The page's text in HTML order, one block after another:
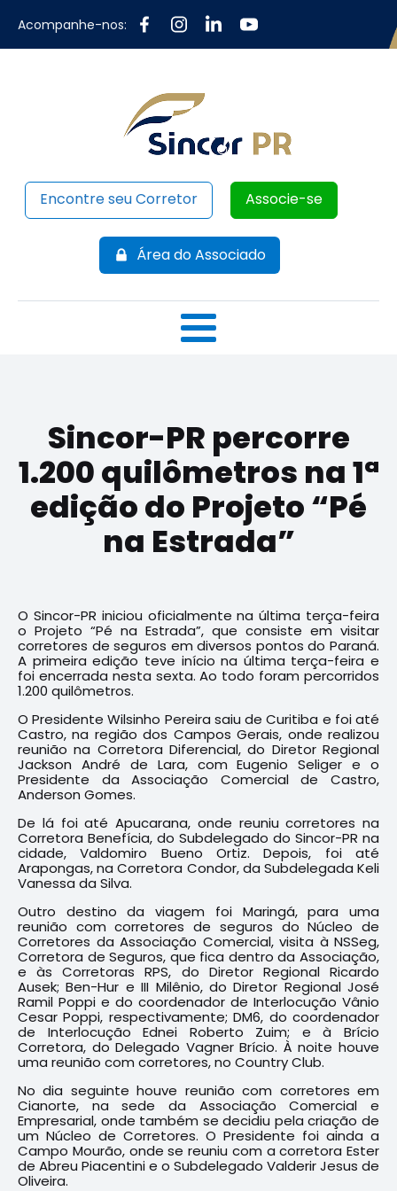
Acompanhe-nos:
Encontre seu Corretor Associe-se
Área do Associado
Sincor-PR percorre
1.200 quilômetros na 1ª
edição do Projeto “Pé
na Estrada”
O Sincor-PR iniciou oficialmente na última terça-feira
o Projeto “Pé na Estrada”, que consiste em visitar
corretores de seguros em diversos pontos do Paraná.
A primeira edição teve início na última terça-feira e
foi encerrada nesta sexta. Ao todo foram percorridos
1.200 quilômetros.
O Presidente Wilsinho Pereira saiu de Curitiba e foi até
Castro, na região dos Campos Gerais, onde realizou
reunião na Corretora Diferencial, do Diretor Regional
Jackson André de Lara, com Eugenio Seliger e o
Presidente da Associação Comercial de Castro,
Anderson Gomes.
De lá foi até Apucarana, onde reuniu corretores na
Corretora Benefícia, do Subdelegado do Sincor-PR na
cidade, Valdomiro Bueno Ortiz. Depois, foi até
Arapongas, na Corretora Condor, da Subdelegada Keli
Vanessa da Silva.
Outro destino da viagem foi Maringá, para uma
reunião com corretores de seguros do Núcleo de
Corretores da Associação Comercial, visita à NSSeg,
Corretora de Seguros, que fica dentro da Associação,
e às Corretoras RPS, do Diretor Regional Ricardo
Ausek; Ben-Hur e III Milênio, do Diretor Regional José
Ramil Poppi e do coordenador de Interlocução Vânio
Cesar Poppi, respectivamente; DM6, do coordenador
de Interlocução Ednei Roberto Zuim; e à Brício
Corretora, do Delegado Vagner Brício. À noite houve
uma reunião com corretores, no Country Club.
No dia seguinte houve reunião com corretores em
Cianorte, na sede da Associação Comercial e
Empresarial, onde também se decidiu pela criação de
um Núcleo de Corretores. O Presidente foi ainda a
Campo Mourão, onde se reuniu com a corretora Ester
de Abreu Piacentini e o Subdelegado Valderir Jesus de
Oliveira.